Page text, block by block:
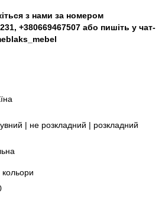
з нами за номером
, +380669467507 або пишіть у чат-
| не розкладний | розкладний
кольори